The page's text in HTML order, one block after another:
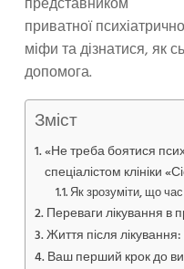
приватної
міфи та дізнатися, як
допомога.
Зміст
«Не треба боятися
спеціалістом клініки
Як зрозуміти, що
Переваги лікування в
Життя після
Ваш перший крок до